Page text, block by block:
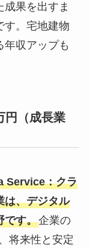
果を出すま
す。宅地建物
年収アップも
円（成長業
Service：クラ
は、デジタル
です。企業の
将来性と安定